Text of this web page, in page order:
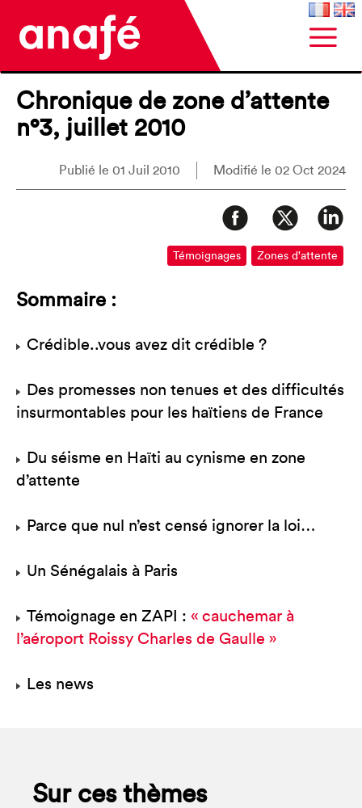
Chronique de zone d’attente
n°3, juillet 2010
Publié le 01 Juil 2010 Modifié le 02 Oct 2024
Témoignages Zones d'attente
Sommaire :
Crédible..vous avez dit crédible ?
Des promesses non tenues et des difficultés
insurmontables pour les haïtiens de France
Du séisme en Haïti au cynisme en zone
d’attente
Parce que nul n’est censé ignorer la loi…
Un Sénégalais à Paris
Témoignage en ZAPI : « cauchemar à
l’aéroport Roissy Charles de Gaulle »
Les news
Sur ces thèmes